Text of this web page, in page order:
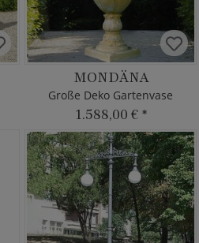
MONDÄNA
Große Deko Gartenvase
1.588,00 € *